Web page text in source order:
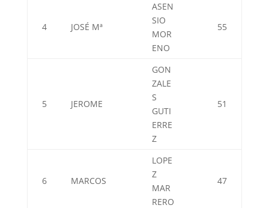
4 JOSÉ Mª
ASEN
SIO
MOR
ENO
55
5 JEROME
GON
ZALE
S
GUTI
ERRE
Z
51
6 MARCOS
LOPE
Z
MAR
RERO
47